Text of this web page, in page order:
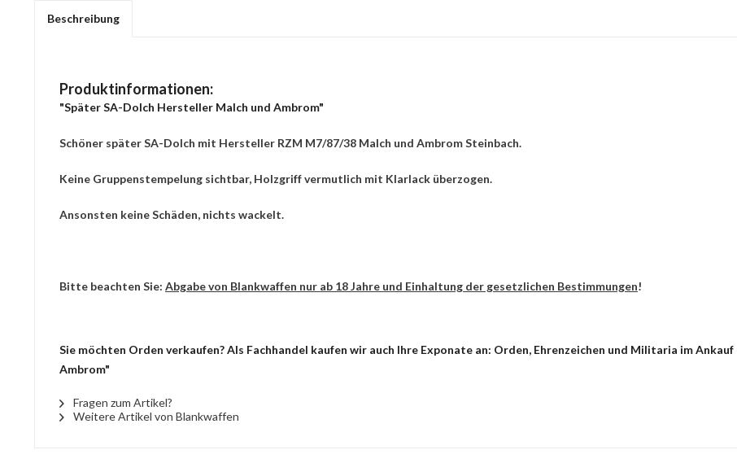
Beschreibung
Produktinformationen:
"Später SA-Dolch Hersteller Malch und Ambrom"
Schöner später SA-Dolch mit Hersteller RZM M7/87/38 Malch und Ambrom Steinbach.
Keine Gruppenstempelung sichtbar, Holzgriff vermutlich mit Klarlack überzogen.
Ansonsten keine Schäden, nichts wackelt.
Bitte beachten Sie: Abgabe von Blankwaffen nur ab 18 Jahre und Einhaltung der gesetzlichen Bestimmungen!
Sie möchten Orden verkaufen? Als Fachhandel kaufen wir auch Ihre Exponate an: Orden, Ehrenzeichen und Militaria im
Ambrom"
Fragen zum Artikel?
Weitere Artikel von Blankwaffen